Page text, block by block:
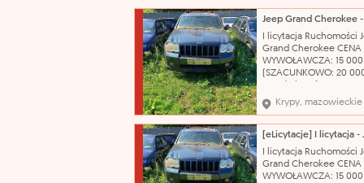
Państwa. Organ
nie opowiada za wady
sprzedawanych
Przegląd techniczny do
21.10.2026 r..
I licytacja Ruchomości
Grand Cherokee CENA
WYWOŁAWCZA: 15 000
(SZACUNKOWO: 20
sprzedaży pochodzi z
orzeczenia Sądu o jego
przepadku na rzecz
Państwa. Organ
nie odpowiada za
sprzedawanych
Brak danych o
Krypy, mazowieckie
I licytacja Ruchomości
Grand Cherokee CENA
WYWOŁAWCZA: 15 000